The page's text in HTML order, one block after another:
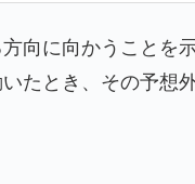
向に向かうことを
たとき、その予想